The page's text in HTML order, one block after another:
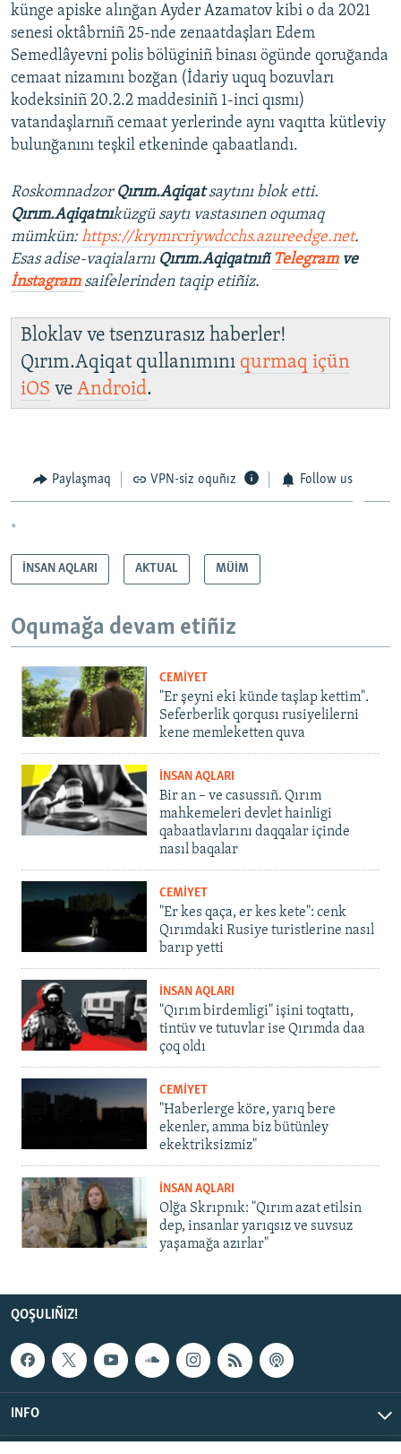
künge apiske alınğan Ayder Azamatov kibi o da 2021
senesi oktâbrniñ 25-nde zenaatdaşları Edem
Semedlâyevni polis bölüginiñ binası ögünde qoruğanda
cemaat nizamını bozğan (İdariy uquq bozuvları
kodeksiniñ 20.2.2 maddesiniñ 1-inci qısmı)
vatandaşlarnıñ cemaat yerlerinde aynı vaqıtta kütleviy
bulunğanını teşkil etkeninde qabaatlandı.
Roskomnadzor Qırım.Aqiqatsaytını blok etti.
Qırım.Aqiqatnıküzgü saytı vastasınen oqumaq
mümkün:https://krymrcriywdcchs.azureedge.net.
Esas adise-vaqialarnı Qırım.Aqiqatnıñ Telegramve
İnstagram saifelerinden taqip etiñiz.
Bloklav ve tsenzurasız haberler!
Qırım.Aqiqat qullanımını qurmaq içün
iOS ve Android.
Paylaşmaq VPN-siz oquñız Follow us
*
İNSAN AQLARI AKTUAL MÜİM
Oqumağa devam etiñiz
CEMİYET
"Er şeyni eki künde taşlap kettim".
Seferberlik qorqusı rusiyelilerni
kene memleketten quva
İNSAN AQLARI
Bir an – ve casussıñ. Qırım
mahkemeleri devlet hainligi
qabaatlavlarını daqqalar içinde
nasıl baqalar
CEMİYET
"Er kes qaça, er kes kete": cenk
Qırımdaki Rusiye turistlerine nasıl
barıp yetti
İNSAN AQLARI
"Qırım birdemligi" işini toqtattı,
tintüv ve tutuvlar ise Qırımda daa
çoq oldı
CEMİYET
"Haberlerge köre, yarıq bere
ekenler, amma biz bütünley
ekektriksizmiz"
İNSAN AQLARI
Olğa Skrıpnık: "Qırım azat etilsin
dep, insanlar yarıqsız ve suvsuz
yaşamağa azırlar"
QOŞULIÑIZ!
INFO